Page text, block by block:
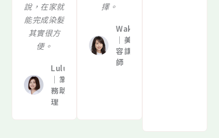
說，在家就
能完成染髮
其實很方
便。
Lulu
｜業
務助
理
擇。
Waka
｜美
容講
師